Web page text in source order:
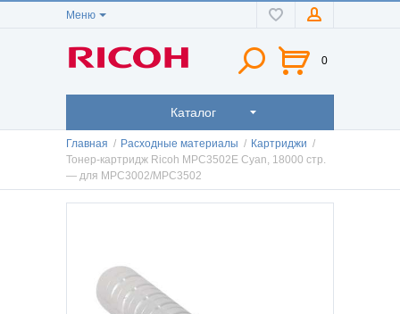
Меню
0
Каталог
Главная / Расходные материалы / Картриджи /
Тонер-картридж Ricoh MPC3502E Cyan, 18000 стр.
— для MPC3002/MPC3502